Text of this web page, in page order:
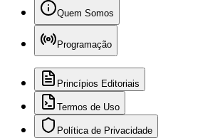
Quem Somos
Programação
Princípios Editoriais
Termos de Uso
Política de Privacidade